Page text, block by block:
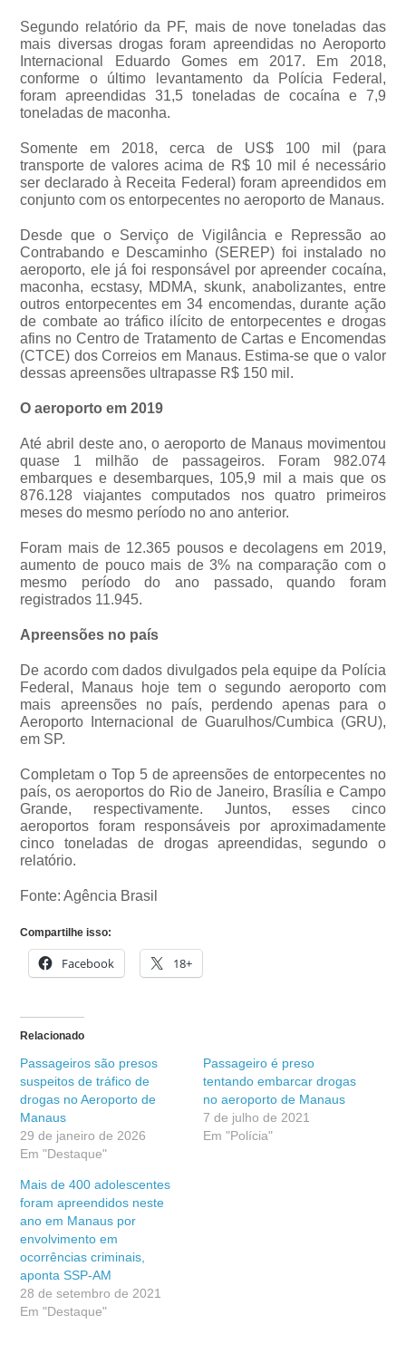
Segundo relatório da PF, mais de nove toneladas das
mais diversas drogas foram apreendidas no Aeroporto
Internacional Eduardo Gomes em 2017. Em 2018,
conforme o último levantamento da Polícia Federal,
foram apreendidas 31,5 toneladas de cocaína e 7,9
toneladas de maconha.
Somente em 2018, cerca de US$ 100 mil (para
transporte de valores acima de R$ 10 mil é necessário
ser declarado à Receita Federal) foram apreendidos em
conjunto com os entorpecentes no aeroporto de Manaus.
Desde que o Serviço de Vigilância e Repressão ao
Contrabando e Descaminho (SEREP) foi instalado no
aeroporto, ele já foi responsável por apreender cocaína,
maconha, ecstasy, MDMA, skunk, anabolizantes, entre
outros entorpecentes em 34 encomendas, durante ação
de combate ao tráfico ilícito de entorpecentes e drogas
afins no Centro de Tratamento de Cartas e Encomendas
(CTCE) dos Correios em Manaus. Estima-se que o valor
dessas apreensões ultrapasse R$ 150 mil.
O aeroporto em 2019
Até abril deste ano, o aeroporto de Manaus movimentou
quase 1 milhão de passageiros. Foram 982.074
embarques e desembarques, 105,9 mil a mais que os
876.128 viajantes computados nos quatro primeiros
meses do mesmo período no ano anterior.
Foram mais de 12.365 pousos e decolagens em 2019,
aumento de pouco mais de 3% na comparação com o
mesmo período do ano passado, quando foram
registrados 11.945.
Apreensões no país
De acordo com dados divulgados pela equipe da Polícia
Federal, Manaus hoje tem o segundo aeroporto com
mais apreensões no país, perdendo apenas para o
Aeroporto Internacional de Guarulhos/Cumbica (GRU),
em SP.
Completam o Top 5 de apreensões de entorpecentes no
país, os aeroportos do Rio de Janeiro, Brasília e Campo
Grande, respectivamente. Juntos, esses cinco
aeroportos foram responsáveis por aproximadamente
cinco toneladas de drogas apreendidas, segundo o
relatório.
Fonte: Agência Brasil
Compartilhe isso:
Facebook 18+
Relacionado
Passageiros são presos
suspeitos de tráfico de
drogas no Aeroporto de
Manaus
29 de janeiro de 2026
Em "Destaque"
Passageiro é preso
tentando embarcar drogas
no aeroporto de Manaus
7 de julho de 2021
Em "Polícia"
Mais de 400 adolescentes
foram apreendidos neste
ano em Manaus por
envolvimento em
ocorrências criminais,
aponta SSP-AM
28 de setembro de 2021
Em "Destaque"